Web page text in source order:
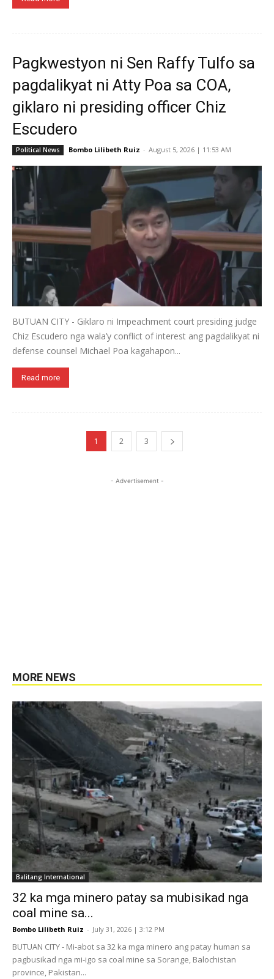
Pagkwestyon ni Sen Raffy Tulfo sa
pagdalikyat ni Atty Poa sa COA,
giklaro ni presiding officer Chiz
Escudero
Political News Bombo Lilibeth Ruiz - August 5, 2026 | 11:53 AM
BUTUAN CITY - Giklaro ni Impeachment court presiding judge
Chiz Escudero nga wala’y conflict of interest ang pagdalikyat ni
defense counsel Michael Poa kagahapon...
Read more
1 2 3
- Advertisement -
MORE NEWS
Balitang International
32 ka mga minero patay sa mubisikad nga
coal mine sa...
Bombo Lilibeth Ruiz - July 31, 2026 | 3:12 PM
BUTUAN CITY - Mi-abot sa 32 ka mga minero ang patay human sa
pagbusikad nga mi-igo sa coal mine sa Sorange, Balochistan
province, Pakistan...